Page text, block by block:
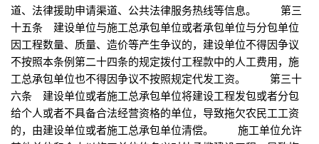
道、法律援助申请渠道、公共法律服务热线等信息。 第三
十五条 建设单位与施工总承包单位或者承包单位与分包单位
因工程数量、质量、造价等产生争议的，建设单位不得因争议
不按照本条例第二十四条的规定拨付工程款中的人工费用，施
工总承包单位也不得因争议不按照规定代发工资。 第三十
六条 建设单位或者施工总承包单位将建设工程发包或者分包
给个人或者不具备合法经营资格的单位，导致拖欠农民工工资
的，由建设单位或者施工总承包单位清偿。 施工单位允许